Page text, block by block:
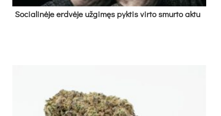
So­cia­li­nė­je erd­vė­je už­gi­męs pyk­tis vir­to smur­to ak­tu